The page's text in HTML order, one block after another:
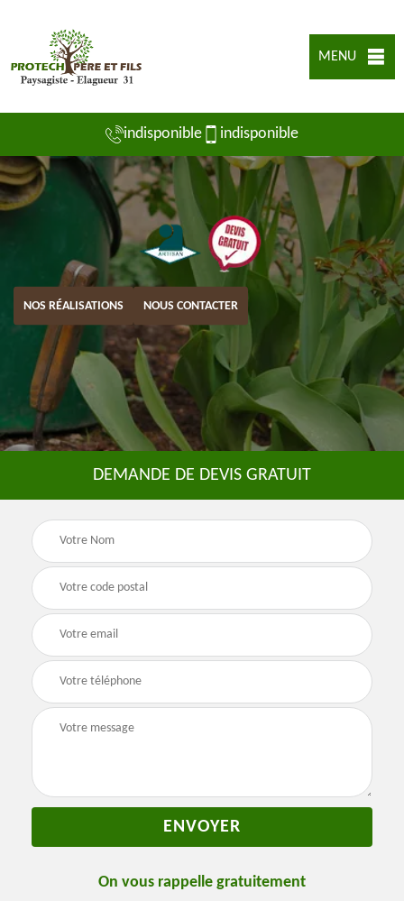
MENU
indisponible indisponible
NOS RÉALISATIONS NOUS CONTACTER
DEMANDE DE DEVIS GRATUIT
On vous rappelle gratuitement